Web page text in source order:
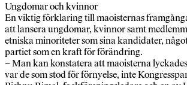
Ungdomar och kvinnor
En viktig förklaring till maoisternas
att lansera ungdomar, kvinnor samt
etniska minoriteter som sina kandidater,
partiet som en kraft för förändring.
– Man kan konstatera att maoisterna
var de som stod för förnyelse, inte